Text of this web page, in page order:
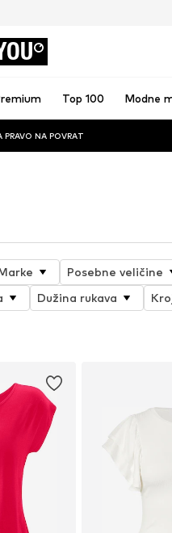
Top 100 Modne
PRAVO NA POVRAT
Posebne veličine
Dužina rukava